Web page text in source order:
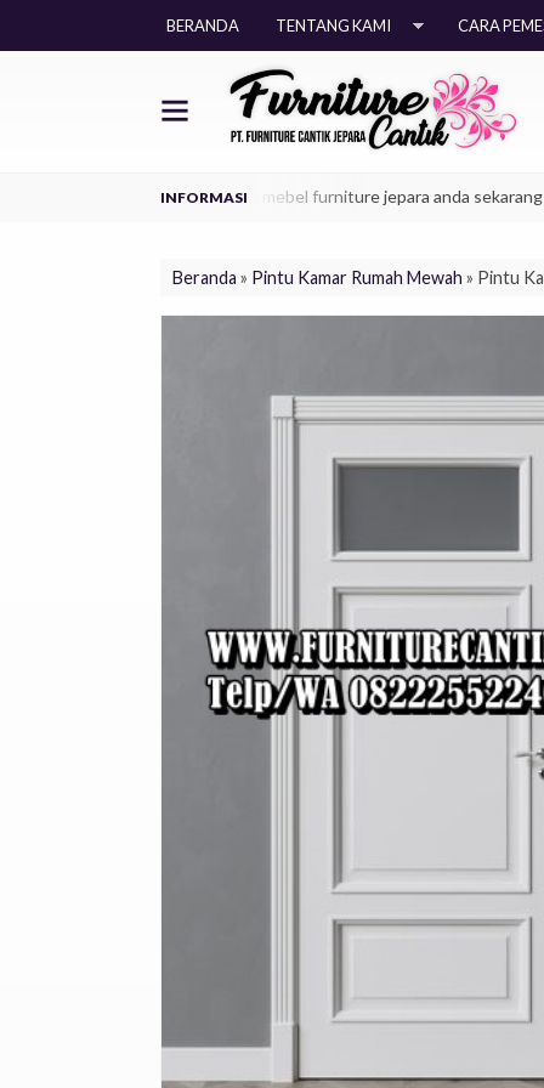
BERANDA TENTANG KAMI CARA
dapatkan produk mebel furniture jepara anda sekarang juga.
Beranda » Pintu Kamar Rumah Mewah » Pintu